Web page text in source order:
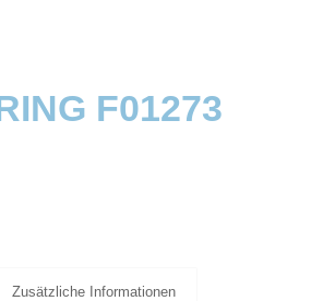
F01273
Zusätzliche Informationen